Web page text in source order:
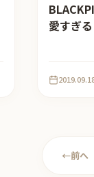
愛すぎ
←前へ